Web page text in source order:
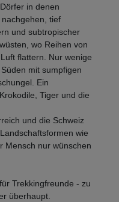
in denen
tief
und subtropischer
wo Reihen von
flattern. Nur wenige
mit sumpfigen
Ein
Tiger und die
und die Schweiz
wie
Mensch nur wünschen
Trekkingfreunde - zu
überhaupt.